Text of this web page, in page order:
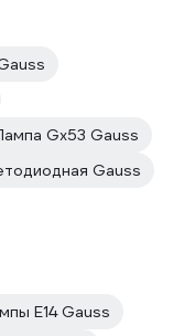
Gx53 Gauss
Gauss
E14 Gauss